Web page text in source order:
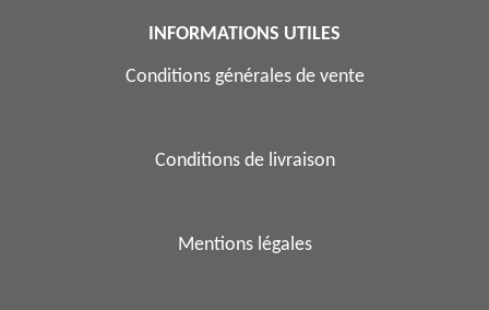
INFORMATIONS UTILES
Conditions générales de vente
Conditions de livraison
Mentions légales